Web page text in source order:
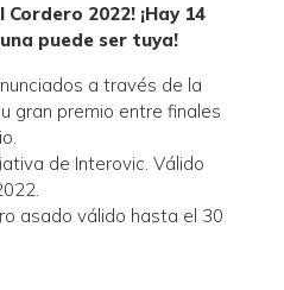
2022! ¡Hay 14
puede ser tuya!
a través de la
gran premio entre finales
de Interovic. Válido
asado válido hasta el 30